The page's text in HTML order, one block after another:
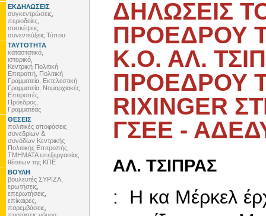
ΕΚΔΗΛΩΣΕΙΣ
συγκεντρώσεις,
περιοδείες,
συσκέψεις,
συνεντεύξεις Τύπου
ΤΑΥΤΟΤΗΤΑ
καταστατικό,
ιστορικό,
Κεντρική Πολιτική
Επιτροπή, Πολιτική
Γραμματεία, Εκτελεστική
Γραμματεία, Νομαρχιακές
Επιτροπές,
Πρόεδρος,
Γραμματέας
ΘΕΣΕΙΣ
πολιτικές αποφάσεις
συνεδρίων &
συνόδων Κεντρικής
Πολιτικής Επιτροπής,
ΤΜΗΜΑΤΑ επεξεργασίας
θέσεων της ΚΠΕ
ΒΟΥΛΗ
βουλευτές ΣΥΡΙΖΑ,
ερωτήσεις,
επερωτήσεις,
επίκαιρες,
παρεμβάσεις,
ΔΗΛΩΣΕΙΣ
ΠΡΟΕΔΡΟΥ
Κ.Ο. ΑΛ.
ΠΡΟΕΔΡΟΥ
RIXINGER
ΓΣΕΕ -
ΑΛ. ΤΣΙΠΡΑΣ
: Η κα Μέρκελ